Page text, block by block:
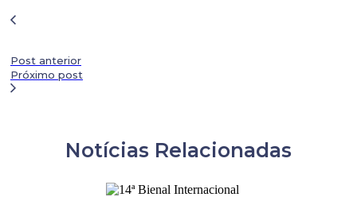
Post anterior
Próximo post
Notícias Relacionadas